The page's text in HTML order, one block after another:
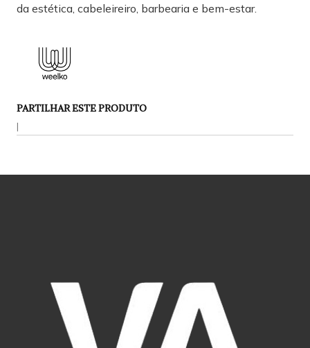
da estética, cabeleireiro, barbearia e bem-estar.
PARTILHAR ESTE PRODUTO
|